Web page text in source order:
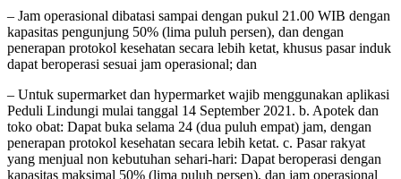
– Jam operasional dibatasi sampai dengan pukul 21.00 WIB dengan
kapasitas pengunjung 50% (lima puluh persen), dan dengan
penerapan protokol kesehatan secara lebih ketat, khusus pasar induk
dapat beroperasi sesuai jam operasional; dan
– Untuk supermarket dan hypermarket wajib menggunakan aplikasi
Peduli Lindungi mulai tanggal 14 September 2021. b. Apotek dan
toko obat: Dapat buka selama 24 (dua puluh empat) jam, dengan
penerapan protokol kesehatan secara lebih ketat. c. Pasar rakyat
yang menjual non kebutuhan sehari-hari: Dapat beroperasi dengan
kapasitas maksimal 50% (lima puluh persen), dan jam operasional